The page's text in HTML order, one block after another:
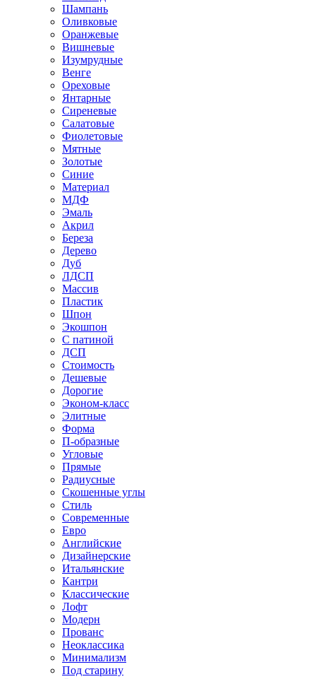
Шампань
Оливковые
Оранжевые
Вишневые
Изумрудные
Венге
Ореховые
Янтарные
Сиреневые
Салатовые
Фиолетовые
Мятные
Золотые
Синие
Материал
МДФ
Эмаль
Акрил
Береза
Дерево
Дуб
ЛДСП
Массив
Пластик
Шпон
Экошпон
С патиной
ДСП
Стоимость
Дешевые
Дорогие
Эконом-класс
Элитные
Форма
П-образные
Угловые
Прямые
Радиусные
Скошенные углы
Стиль
Современные
Евро
Английские
Дизайнерские
Итальянские
Кантри
Классические
Лофт
Модерн
Прованс
Неоклассика
Минимализм
Под старину